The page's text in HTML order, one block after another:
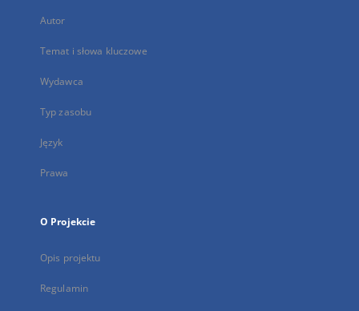
Autor
Temat i słowa kluczowe
Wydawca
Typ zasobu
Język
Prawa
O Projekcie
Opis projektu
Regulamin